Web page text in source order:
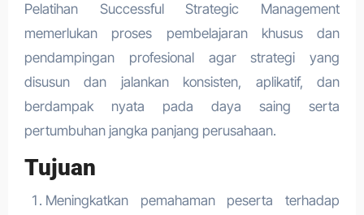
Pelatihan Successful Strategic Management
memerlukan proses pembelajaran khusus dan
pendampingan profesional agar strategi yang
disusun dan jalankan konsisten, aplikatif, dan
berdampak nyata pada daya saing serta
pertumbuhan jangka panjang perusahaan.
Tujuan
Meningkatkan pemahaman peserta terhadap